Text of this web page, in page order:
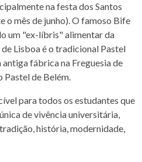
na festa dos Santos
o mês de junho). O famoso Bife
um "ex-líbris" alimentar da
Lisboa é o tradicional Pastel
fábrica na Freguesia de
Pastel de Belém.
para todos os estudantes que
de vivência universitária,
história, modernidade,